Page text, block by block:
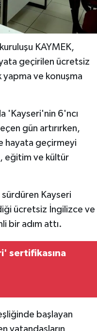
KAYMEK,
geçirilen ücretsiz
yapma ve konuşma
'Kayseri'nin 6'ncı
gün artırırken,
hayata geçirmeyi
eğitim ve kültür
sürdüren Kayseri
ücretsiz İngilizce ve
bir adım attı.
sertifikasına
başlayan
vatandaşların